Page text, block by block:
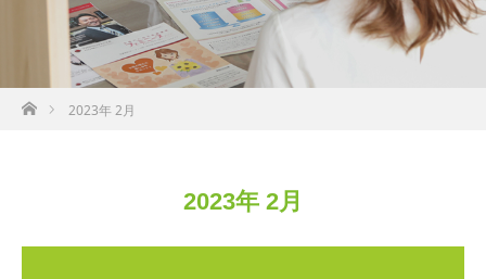
ホーム2023年 2月
2023年 2月